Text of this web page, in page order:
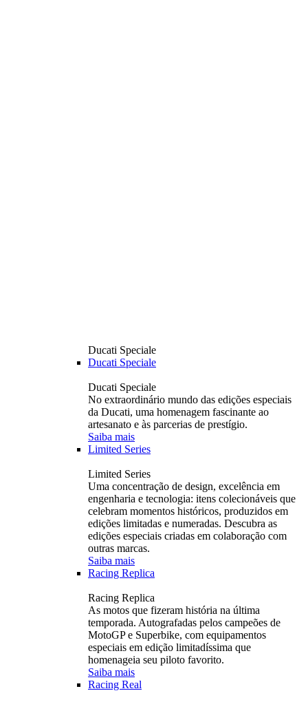
Ducati Speciale
Ducati Speciale
Ducati Speciale
No extraordinário mundo das edições especiais
da Ducati, uma homenagem fascinante ao
artesanato e às parcerias de prestígio.
Saiba mais
Limited Series
Limited Series
Uma concentração de design, excelência em
engenharia e tecnologia: itens colecionáveis ​​que
celebram momentos históricos, produzidos em
edições limitadas e numeradas. Descubra as
edições especiais criadas em colaboração com
outras marcas.
Saiba mais
Racing Replica
Racing Replica
As motos que fizeram história na última
temporada. Autografadas pelos campeões de
MotoGP e Superbike, com equipamentos
especiais em edição limitadíssima que
homenageia seu piloto favorito.
Saiba mais
Racing Real